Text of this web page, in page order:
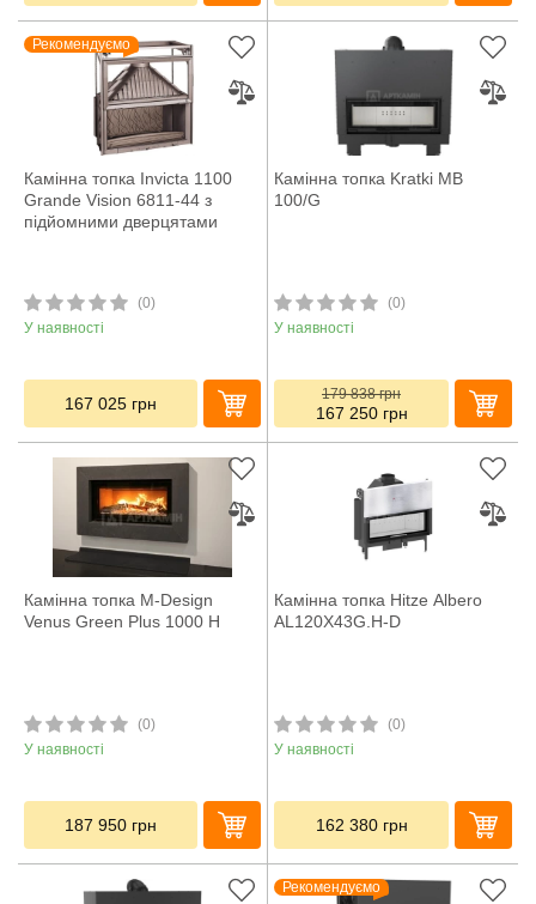
Рекомендуємо
Камінна топка Invicta 1100
Grande Vision 6811-44 з
підйомними дверцятами
(0)
У наявності
167 025 грн
Камінна топка Kratki MB
100/G
(0)
У наявності
179 838грн
167 250 грн
Камінна топка M-Design
Venus Green Plus 1000 H
(0)
У наявності
187 950 грн
Камінна топка Hitze Albero
AL120X43G.H-D
(0)
У наявності
162 380 грн
Рекомендуємо